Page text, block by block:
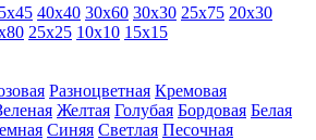
40х40 30х60 30х30 25х75 20х30
25x25 10х10 15х15
Разноцветная Кремовая
Желтая Голубая Бордовая Белая
Синяя Светлая Песочная